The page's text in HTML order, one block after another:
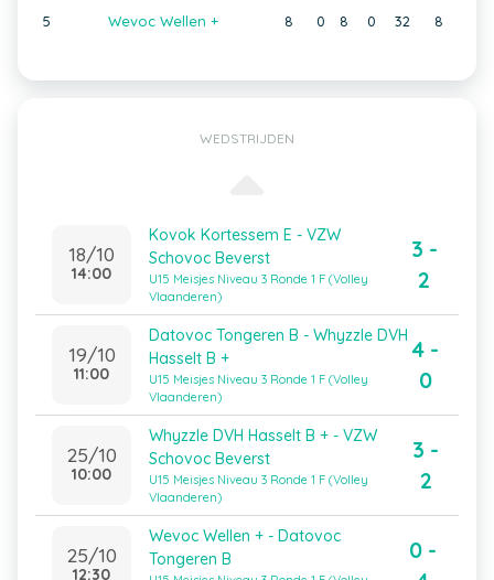
5 Wevoc Wellen + 8 0 8 0 32 8
WEDSTRIJDEN
18/10
14:00
Kovok Kortessem E - VZW
Schovoc Beverst
U15 Meisjes Niveau 3 Ronde 1 F (Volley
Vlaanderen)
3 -
2
19/10
11:00
Datovoc Tongeren B - Whyzzle DVH
Hasselt B +
U15 Meisjes Niveau 3 Ronde 1 F (Volley
Vlaanderen)
4 -
0
25/10
10:00
Whyzzle DVH Hasselt B + - VZW
Schovoc Beverst
U15 Meisjes Niveau 3 Ronde 1 F (Volley
Vlaanderen)
3 -
2
25/10
12:30
Wevoc Wellen + - Datovoc
Tongeren B
0 -